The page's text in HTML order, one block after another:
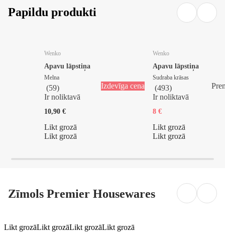
Papildu produkti
Wenko
Apavu lāpstiņa
Melna
(59)
Ir noliktavā
10,90 €
Likt grozā
Likt grozā
Izdevīga cena
Wenko
Apavu lāpstiņa
Sudraba krāsas
(493)
Ir noliktavā
8 €
Likt grozā
Likt grozā
Zīmols Premier Housewares
Likt grozāLikt grozāLikt grozāLikt grozā